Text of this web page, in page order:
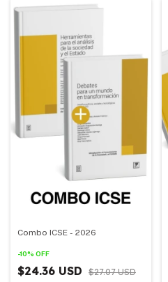
Combo ICSE - 2026
-10% OFF
$24.36 USD $27.07 USD